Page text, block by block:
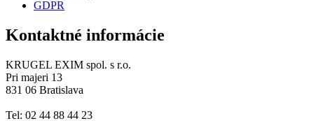
GDPR
Kontaktné informácie
KRUGEL EXIM spol. s r.o.
Pri majeri 13
831 06 Bratislava
Tel: 02 44 88 44 23